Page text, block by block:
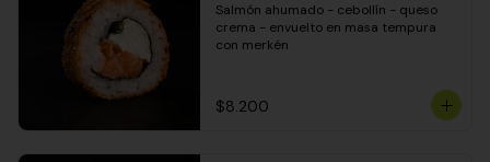
Salmón ahumado - cebollín - queso
crema - envuelto en masa tempura
con merkén
$8.200